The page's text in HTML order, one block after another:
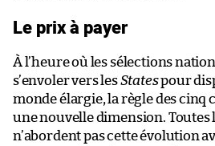
Le prix à payer
À l’heure où les sélections
s’envoler vers lesStatespour
monde élargie, la règle des cinq
une nouvelle dimension. Toutes
n’abordent pas cette évolution